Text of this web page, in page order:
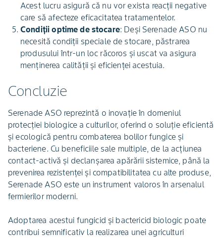
Acest lucru asigură că nu vor exista reacții negative
care să afecteze eficacitatea tratamentelor.
Condiții optime de stocare: Deși Serenade ASO nu
necesită condiții speciale de stocare, păstrarea
produsului într-un loc răcoros și uscat va asigura
menținerea calității și eficienței acestuia.
Concluzie
Serenade ASO reprezintă o inovație în domeniul
protecției biologice a culturilor, oferind o soluție eficientă
și ecologică pentru combaterea bolilor fungice și
bacteriene. Cu beneficiile sale multiple, de la acțiunea
contact-activă și declanșarea apărării sistemice, până la
prevenirea rezistenței și compatibilitatea cu alte produse,
Serenade ASO este un instrument valoros în arsenalul
fermierilor moderni.
Adoptarea acestui fungicid și bactericid biologic poate
contribui semnificativ la realizarea unei agriculturi